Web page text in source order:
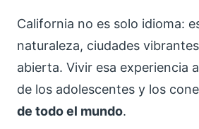
California no es solo idioma:
naturaleza, ciudades
abierta. Vivir esa experiencia
de los adolescentes y los
de todo el mundo.